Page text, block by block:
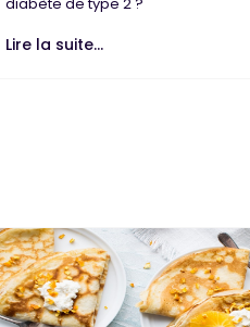
Lire la suite...